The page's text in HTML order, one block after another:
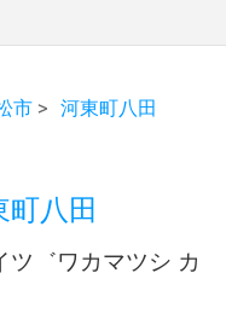
市> 河東町八田
八田
゛ワカマツシ カ